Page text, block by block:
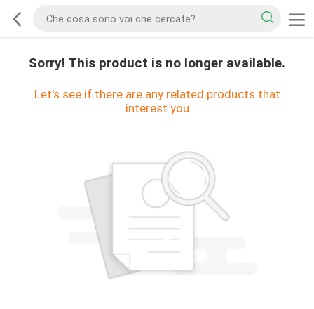
Sorry! This product is no longer available.
Let's see if there are any related products that
interest you